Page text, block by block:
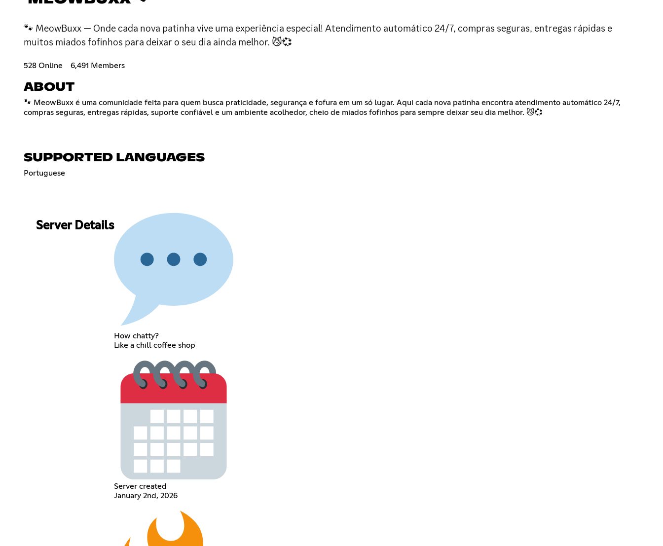
🐾 MeowBuxx — Onde cada nova patinha vive uma experiência especial! Atendimento automático 24/7, compras seguras, entregas rápidas e
muitos miados fofinhos para deixar o seu dia ainda melhor. 😼💞
528 Online 6,491 Members
ABOUT
🐾 MeowBuxx é uma comunidade feita para quem busca praticidade, segurança e fofura em um só lugar. Aqui cada nova patinha encontra atendimento automático 24/7,
compras seguras, entregas rápidas, suporte confiável e um ambiente acolhedor, cheio de miados fofinhos para sempre deixar seu dia melhor. 😼💞
SUPPORTED LANGUAGES
Portuguese
Server Details
How chatty?
Like a chill coffee shop
Server created
January 2nd, 2026